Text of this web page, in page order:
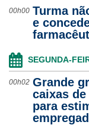
00h00 Turma
e
SEGUNDA-
00h02 Grande
caixas
para